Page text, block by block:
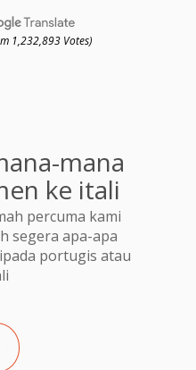
1,232,893 Votes)
mana
ke itali
percuma kami
segera apa-apa
portugis atau